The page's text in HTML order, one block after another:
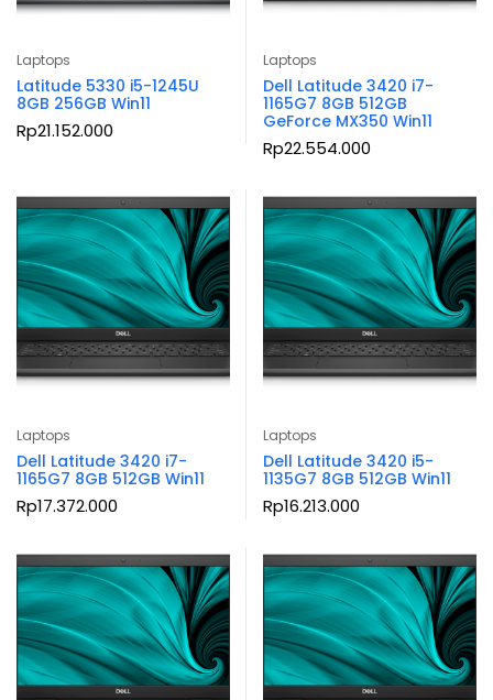
Laptops
Latitude 5330 i5-1245U
8GB 256GB Win11
Rp21.152.000
Laptops
Dell Latitude 3420 i7-
1165G7 8GB 512GB
GeForce MX350 Win11
Rp22.554.000
Laptops
Dell Latitude 3420 i7-
1165G7 8GB 512GB Win11
Rp17.372.000
Laptops
Dell Latitude 3420 i5-
1135G7 8GB 512GB Win11
Rp16.213.000